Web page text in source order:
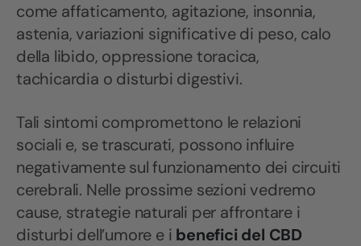
come affaticamento, agitazione, insonnia,
astenia, variazioni significative di peso, calo
della libido, oppressione toracica,
tachicardia o disturbi digestivi.
Tali sintomi compromettono le relazioni
sociali e, se trascurati, possono influire
negativamente sul funzionamento dei circuiti
cerebrali. Nelle prossime sezioni vedremo
cause, strategie naturali per affrontare i
disturbi dell’umore e i benefici del CBD